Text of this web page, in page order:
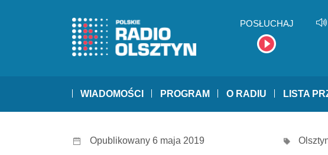
POSŁUCHAJ
WIADOMOŚCI PROGRAM O RADIU LISTA
Opublikowany 6 maja 2019